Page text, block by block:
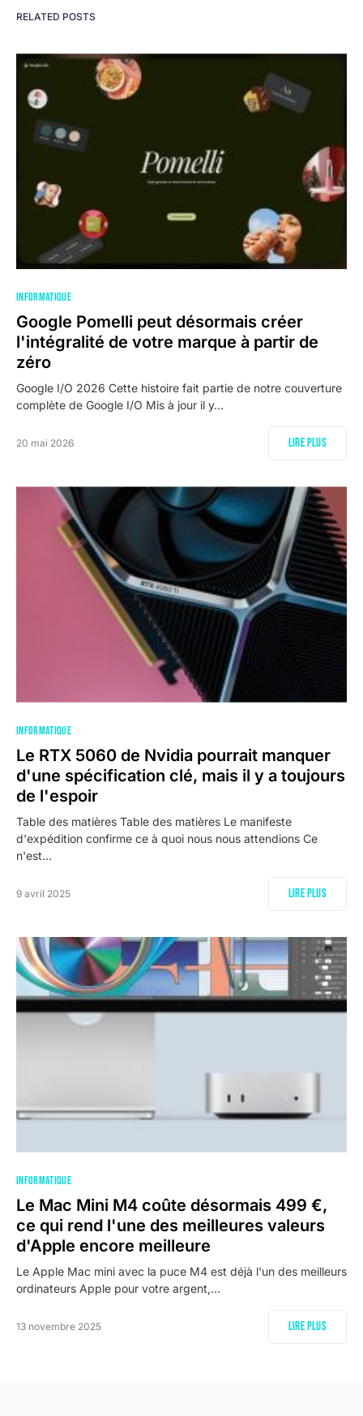
RELATED POSTS
INFORMATIQUE
Google Pomelli peut désormais créer
l'intégralité de votre marque à partir de
zéro
Google I/O 2026 Cette histoire fait partie de notre couverture
complète de Google I/O Mis à jour il y…
20 mai 2026 Lire plus
INFORMATIQUE
Le RTX 5060 de Nvidia pourrait manquer
d'une spécification clé, mais il y a toujours
de l'espoir
Table des matières Table des matières Le manifeste
d'expédition confirme ce à quoi nous nous attendions Ce
n'est…
9 avril 2025 Lire plus
INFORMATIQUE
Le Mac Mini M4 coûte désormais 499 €,
ce qui rend l'une des meilleures valeurs
d'Apple encore meilleure
Le Apple Mac mini avec la puce M4 est déjà l'un des meilleurs
ordinateurs Apple pour votre argent,…
13 novembre 2025 Lire plus